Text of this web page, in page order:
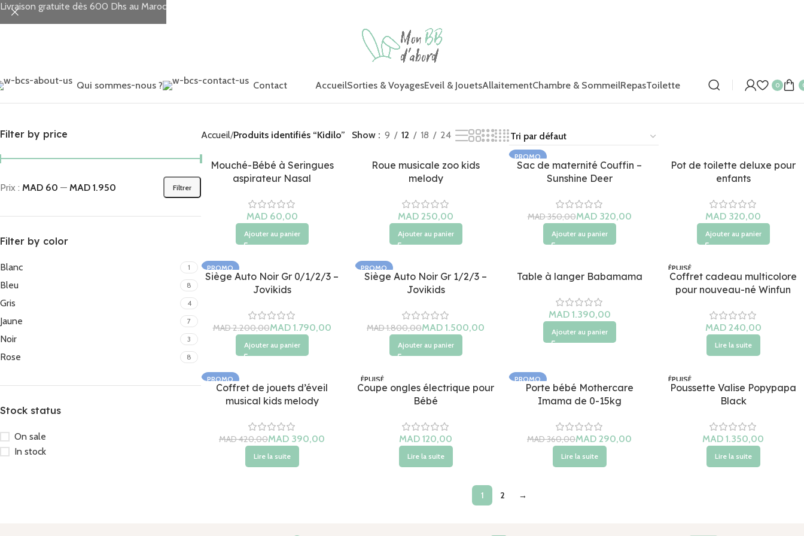
Qui sommes-nous ? Contact AccueilSorties & VoyagesEveil & JouetsAllaitementChambre & SommeilRepasToilette 0
Filter by price
Filtrer
Prix : MAD 60 — MAD 1.950
Filter by color
Blanc 1
Bleu 8
Gris 4
Jaune 7
Noir 3
Rose 8
Stock status
On sale
In stock
Accueil Produits identifiés “Kidilo” Show 9 12 18 24
Mouché-Bébé à Seringues
aspirateur Nasal
MAD
Ajouter au panier
Roue musicale zoo kids
melody
MAD
Ajouter au panier
PROMO
Sac de maternité Couffin –
Sunshine Deer
MAD350,00MAD320,00
Ajouter au panier
Pot de toilette deluxe pour
enfants
MAD
Ajouter au panier
PROMO
Siège Auto Noir Gr 0/1/2/3 –
Jovikids
MAD2.200,00MAD1.790,00
Ajouter au panier
PROMO
Siège Auto Noir Gr 1/2/3 –
Jovikids
MAD1.800,00MAD 1.500,00
Ajouter au panier
Table à langer Babamama
MAD
Ajouter au panier
ÉPUISÉ
Coffret cadeau multicolore
pour nouveau-né Winfun
MAD
Lire la suite
PROMO
ÉPUISÉ
Coffret de jouets d’éveil
musical kids melody
MAD420,00MAD 390,00
Lire la suite
ÉPUISÉ
Coupe ongles électrique pour
Bébé
MAD
Lire la suite
PROMO
ÉPUISÉ
Porte bébé Mothercare
Imama de 0-15kg
MAD360,00MAD 290,00
Lire la suite
ÉPUISÉ
Poussette Valise Popypapa
Black
MAD
Lire la suite
1 2 →
Livraison gratuite dès 600 Dhs au Maroc